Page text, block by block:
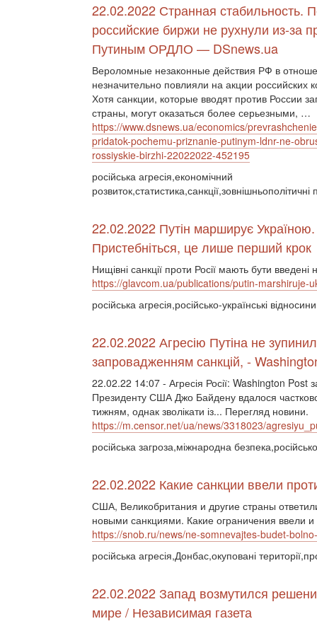
22.02.2022 Странная стабильность.
российские биржи не рухнули из-за
Путиным ОРДЛО — DSnews.ua
Вероломные незаконные действия РФ в
незначительно повлияли на акции российских
Хотя санкции, которые вводят против России
страны, могут оказаться более серьезными, …
https://www.dsnews.ua/economics/
pridatok-pochemu-priznanie-putinym-ldnr-ne-
rossiyskie-birzhi-22022022-452195
російська агресія,економічний
розвиток,статистика,санкції,зовнішньополітичні
22.02.2022 Путін марширує Україною.
Пристебніться, це лише перший крок
Нищівні санкції проти Росії мають бути введені
https://glavcom.ua/publications/putin-marshiruje-
російська агресія,російсько-українські
22.02.2022 Агресію Путіна не
запровадженням санкцій, -
22.02.22 14:07 - Агресія Росії: Washington Post
Президенту США Джо Байдену вдалося
тижням, однак зволікати із... Перегляд новини.
https://m.censor.net/ua/news/3318023/
російська загроза,міжнародна
22.02.2022 Какие санкции ввели
США, Великобритания и другие страны
новыми санкциями. Какие ограничения ввели
https://snob.ru/news/ne-somnevajtes-budet-
російська агресія,Донбас,окуповані
22.02.2022 Запад возмутился
мире / Независимая газета